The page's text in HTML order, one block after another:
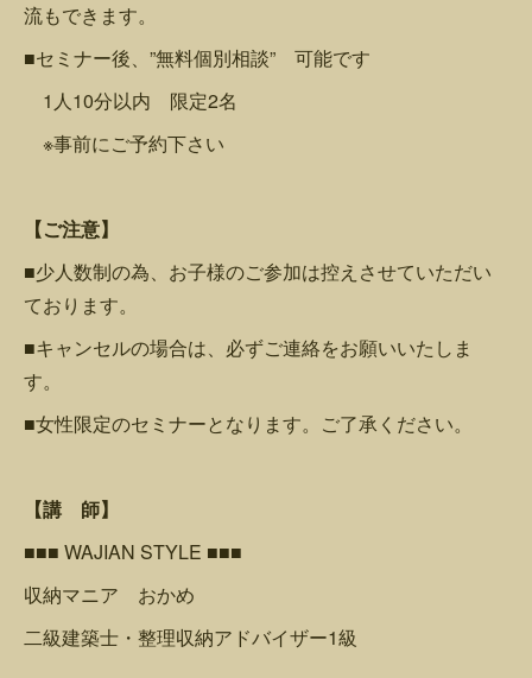
流もできます。
■セミナー後、”無料個別相談” 可能です
1人10分以内 限定2名
※事前にご予約下さい
【ご注意】
■少人数制の為、お子様のご参加は控えさせていただい
ております。
■キャンセルの場合は、必ずご連絡をお願いいたしま
す。
■女性限定のセミナーとなります。ご了承ください。
【講 師】
■■■ WAJIAN STYLE ■■■
収納マニア おかめ
二級建築士・整理収納アドバイザー1級